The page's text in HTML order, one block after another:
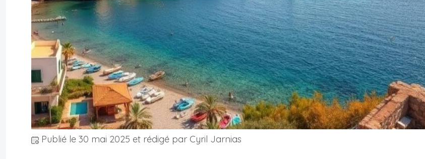
Publié le 30 mai 2025 et rédigé par Cyril Jarnias